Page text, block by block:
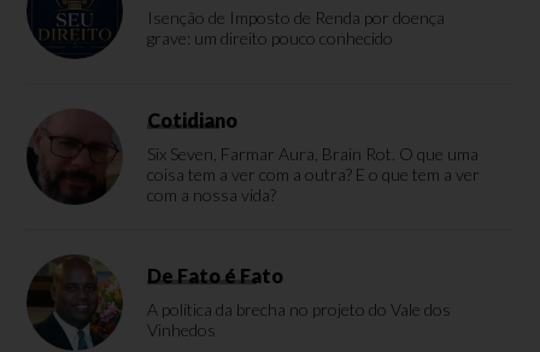
Isenção de Imposto de Renda por doença
grave: um direito pouco conhecido
Cotidiano
Six Seven, Farmar Aura, Brain Rot. O que uma
coisa tem a ver com a outra? E o que tem a ver
com a nossa vida?
De Fato é Fato
A política da brecha no projeto do Vale dos
Vinhedos